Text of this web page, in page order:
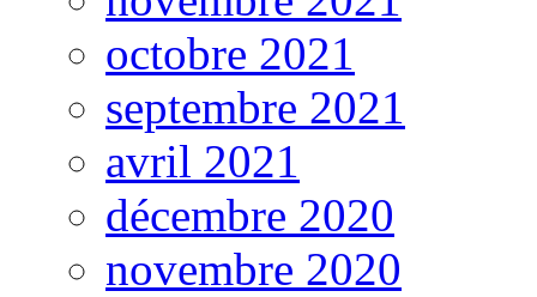
octobre 2021
septembre 2021
avril 2021
décembre 2020
novembre 2020